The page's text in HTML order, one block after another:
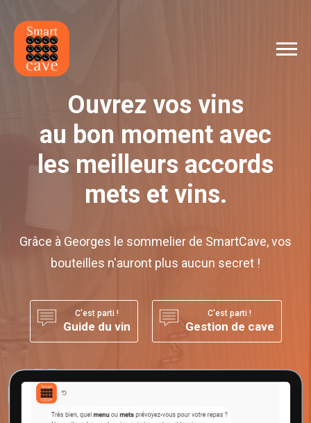
Ouvrez vos vins
au bon moment avec
les meilleurs accords
mets et vins.
Grâce à Georges le sommelier de SmartCave, vos
bouteilles n'auront plus aucun secret !
C'est parti !
Guide du vin
C'est parti !
Gestion de cave